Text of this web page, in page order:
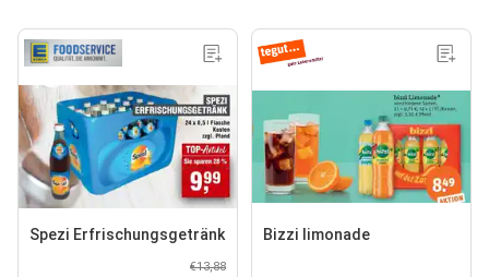
Spezi Erfrischungsgetränk
€13,88
Bizzi limonade